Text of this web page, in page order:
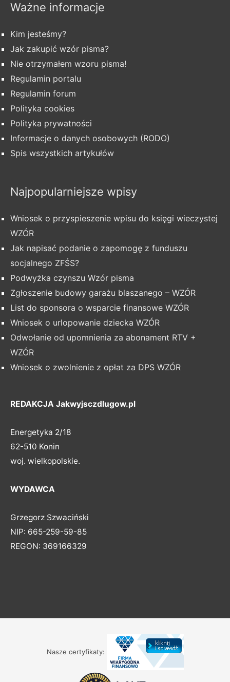
Ważne informacje
Kim jesteśmy?
Jak zakupić wzór pisma?
Nie otrzymałem wzoru pisma!
Regulamin portalu
Regulamin forum
Polityka cookies
Polityka prywatności
Informacje o danych osobowych (RODO)
Spis wszystkich artykułów
Najpopularniejsze wpisy
Wniosek o przyspieszenie wpisu do księgi wieczystej
WZÓR
Jak napisać podanie o zapomogę z funduszu
socjalnego ZFŚS?
Podwyżka czynszu Wzór pisma
Zgłoszenie budowy garażu blaszanego – WZÓR
List do sponsora o wsparcie finansowe WZÓR
Wniosek o urlopowanie dziecka WZÓR
Odwołanie od upomnienia za abonament RTV +
WZÓR
Wniosek o zwolnienie z opłat za DPS WZÓR
REDAKCJA Jakwyjsczdlugow.pl
Energetyka 2/18
62-510 Konin
woj. wielkopolskie.
WYDAWCA
Grzegorz Szwaciński
NIP: 665-259-59-85
REGON: 369166329
Nasze certyfikaty: